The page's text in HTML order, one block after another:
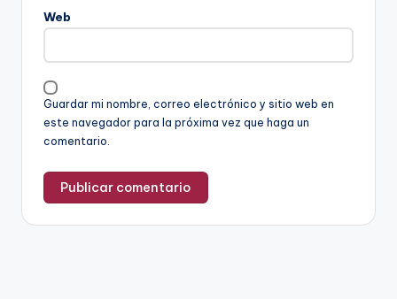
Web
Guardar mi nombre, correo electrónico y sitio web en
este navegador para la próxima vez que haga un
comentario.